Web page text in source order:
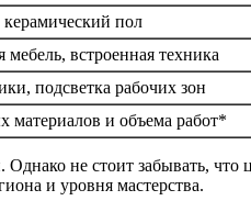
пол
встроенная техника
подсветка рабочих зон
материалов и объема работ*
не стоит забывать,
и уровня мастерства.